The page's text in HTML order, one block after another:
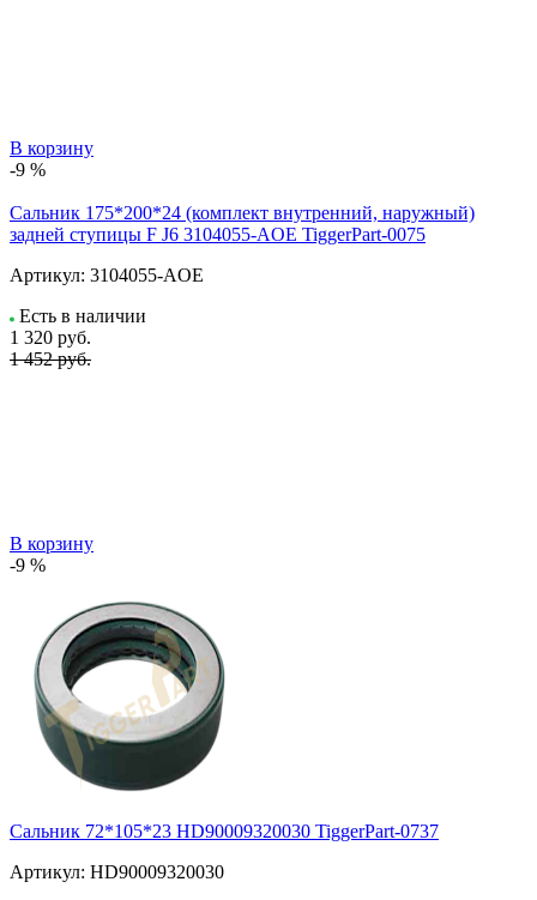
В корзину
-9 %
Сальник 175*200*24 (комплект внутренний, наружный)
задней ступицы F J6 3104055-AOE TiggerPart-0075
Артикул: 3104055-AOE
Есть в наличии
1 320 руб.
1 452 руб.
В корзину
-9 %
Сальник 72*105*23 HD90009320030 TiggerPart-0737
Артикул: HD90009320030